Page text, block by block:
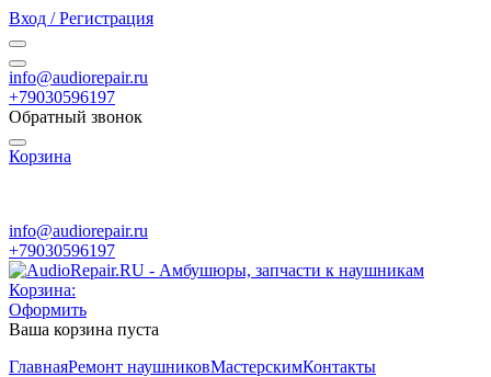
Вход / Регистрация
info@audiorepair.ru
+79030596197
Обратный звонок
Корзина
info@audiorepair.ru
+79030596197
Корзина:
Оформить
Ваша корзина пуста
ГлавнаяРемонт наушниковМастерскимКонтакты